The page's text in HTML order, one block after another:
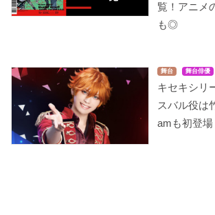
覧！アニメ
も◎
舞台 舞台俳優
キセキシリ
スバル役は
amも初登場